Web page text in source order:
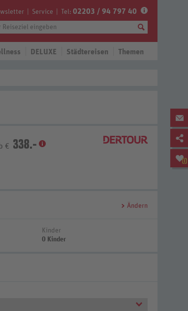
Service Tel: 02203 / 94 797 40
DELUXE Städtereisen Themen
0
€ 338.-
Ändern
Kinder
0 Kinder